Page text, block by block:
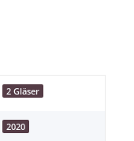
2 Gläser
2020